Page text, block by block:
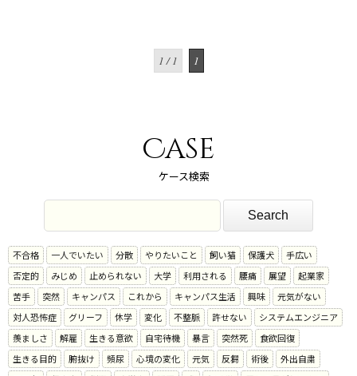
1 / 1 1
Case
ケース検索
不合格 一人でいたい 分散 やりたいこと 飼い猫 保護犬
手広い
否定的
みじめ 止められない 大学 利用される 腰痛 展望
起業家
苦手
突然 キャンパス これから キャンパス生活 興味
元気がない
対人恐怖症
グリーフ 休学 変化 不整脈 許せない
システムエンジニア
羨ましさ
解雇 生きる意欲 自宅待機 暴言 突然死
食欲回復
生きる目的
腑抜け 頻尿 心境の変化 元気 反芻 術後
外出自粛